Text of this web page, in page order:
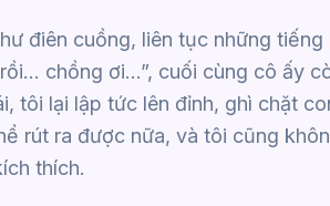
điên cuồng, liên tục những
chồng ơi…”, cuối cùng cô ấy
tôi lại lập tức lên đỉnh, ghì chặt
rút ra được nữa, và tôi cũng
thích.